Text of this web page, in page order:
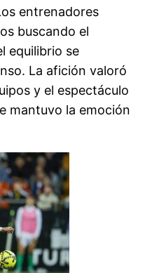
entrenadores
buscando el
equilibrio se
La afición valoró
y el espectáculo
mantuvo la emoción